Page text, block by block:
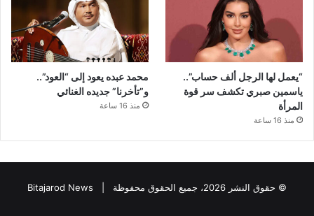
“يعمل لها الرجل ألف حساب”..
ياسمين صبري تكشف سر قوة
المرأة
منذ 16 ساعة
محمد عبده يعود إلى “العود”..
و”تأخرنا” جديده الغنائي
منذ 16 ساعة
© حقوق النشر 2026، جميع الحقوق محفوظة | Bitajarod News